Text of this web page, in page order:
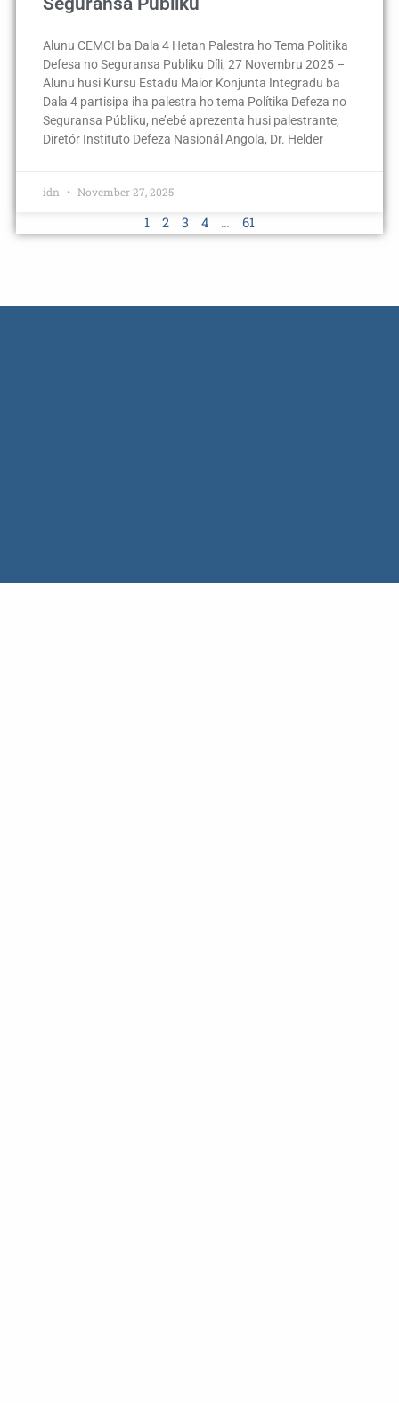
Alunu CEMCI ba Dala 4 Hetan Palestra ho Tema Politika
Defesa no Seguransa Publiku Díli, 27 Novembru 2025 –
Alunu husi Kursu Estadu Maior Konjunta Integradu ba
Dala 4 partisipa iha palestra ho tema Polítika Defeza no
Seguransa Públiku, ne’ebé aprezenta husi palestrante,
Diretór Instituto Defeza Nasionál Angola, Dr. Helder
idn November 27, 2025
1 2 3 4 … 61